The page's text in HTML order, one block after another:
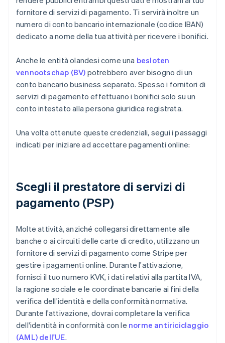
fornitore di servizi di pagamento. Ti servirà inoltre un
numero di conto bancario internazionale (codice IBAN)
dedicato a nome della tua attività per ricevere i bonifici.
Anche le entità olandesi come una besloten
vennootschap (BV) potrebbero aver bisogno di un
conto bancario business separato. Spesso i fornitori di
servizi di pagamento effettuano i bonifici solo su un
conto intestato alla persona giuridica registrata.
Una volta ottenute queste credenziali, segui i passaggi
indicati per iniziare ad accettare pagamenti online:
Scegli il prestatore di servizi di
pagamento (PSP)
Molte attività, anziché collegarsi direttamente alle
banche o ai circuiti delle carte di credito, utilizzano un
fornitore di servizi di pagamento come Stripe per
gestire i pagamenti online. Durante l'attivazione,
fornisci il tuo numero KVK, i dati relativi alla partita IVA,
la ragione sociale e le coordinate bancarie ai fini della
verifica dell'identità e della conformità normativa.
Durante l'attivazione, dovrai completare la verifica
dell'identità in conformità con le norme antiriciclaggio
(AML) dell'UE.